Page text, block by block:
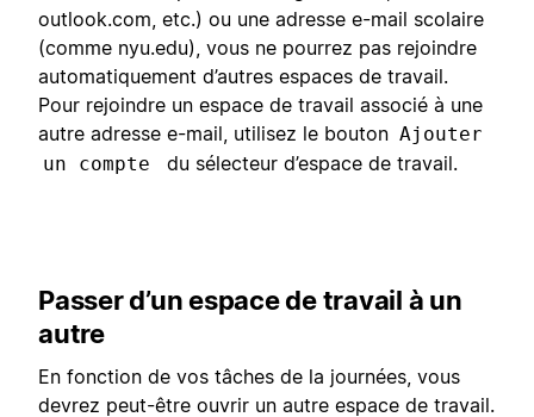
outlook.com, etc.) ou une adresse e-mail scolaire
(comme nyu.edu), vous ne pourrez pas rejoindre
automatiquement d’autres espaces de travail.
Pour rejoindre un espace de travail associé à une
autre adresse e-mail, utilisez le bouton Ajouter
un compte
du sélecteur d’espace de travail.
Passer d’un espace de travail à un
autre
En fonction de vos tâches de la journées, vous
devrez peut-être ouvrir un autre espace de travail.